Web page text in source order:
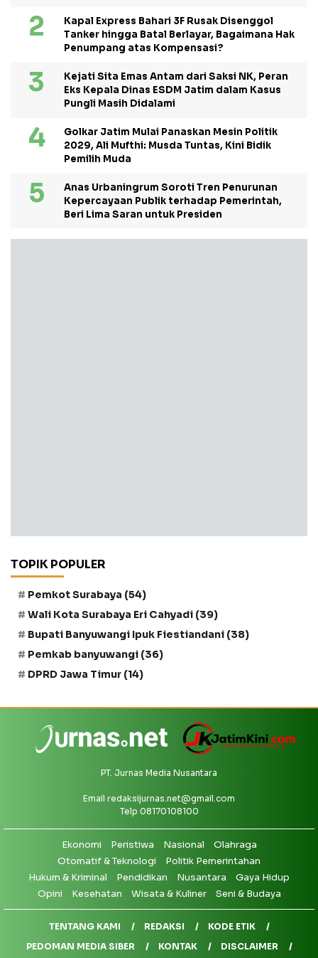
Kapal Express Bahari 3F Rusak Disenggol
Tanker hingga Batal Berlayar, Bagaimana Hak
Penumpang atas Kompensasi?
Kejati Sita Emas Antam dari Saksi NK, Peran
Eks Kepala Dinas ESDM Jatim dalam Kasus
Pungli Masih Didalami
Golkar Jatim Mulai Panaskan Mesin Politik
2029, Ali Mufthi: Musda Tuntas, Kini Bidik
Pemilih Muda
Anas Urbaningrum Soroti Tren Penurunan
Kepercayaan Publik terhadap Pemerintah,
Beri Lima Saran untuk Presiden
TOPIK POPULER
Pemkot Surabaya (54)
Wali Kota Surabaya Eri Cahyadi (39)
Bupati Banyuwangi Ipuk Fiestiandani (38)
Pemkab banyuwangi (36)
DPRD Jawa Timur (14)
PT. Jurnas Media Nusantara
Email redaksijurnas.net@gmail.com
Telp 08170108100
Ekonomi Peristiwa Nasional
Olahraga
Otomatif & Teknologi
Politik Pemerintahan
Hukum & Kriminal
Pendidikan Nusantara
Gaya Hidup
Opini
Kesehatan Wisata & Kuliner Seni & Budaya
TENTANG KAMI REDAKSI
KODE ETIK
PEDOMAN MEDIA SIBER
KONTAK DISCLAIMER